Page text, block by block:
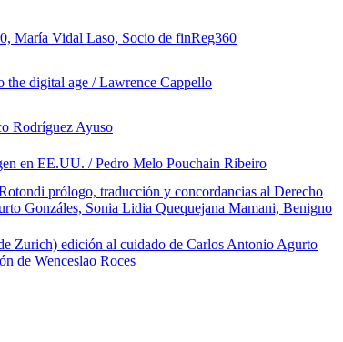
María Vidal Laso, Socio de finReg360
the digital age / Lawrence Cappello
Rodríguez Ayuso
en EE.UU. / Pedro Melo Pouchain Ribeiro
prólogo, traducción y concordancias al Derecho
Gonzáles, Sonia Lidia Quequejana Mamani, Benigno
Zurich) edición al cuidado de Carlos Antonio Agurto
de Wenceslao Roces